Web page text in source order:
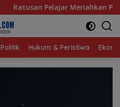
Ratusan Pelajar Meriahkan
Politik Hukum & Peristiwa